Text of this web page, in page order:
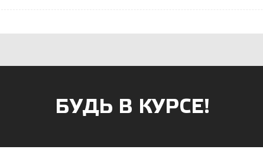
БУДЬ В КУРСЕ!